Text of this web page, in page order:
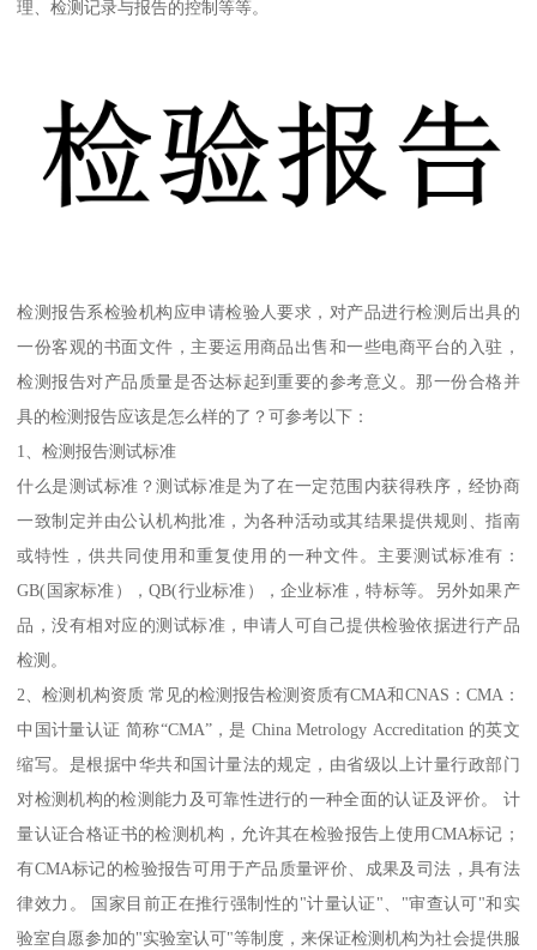
理、检测记录与报告的控制等等。
检测报告系检验机构应申请检验人要求，对产品进行检测后出具的
一份客观的书面文件，主要运用商品出售和一些电商平台的入驻，
检测报告对产品质量是否达标起到重要的参考意义。那一份合格并
具的检测报告应该是怎么样的了？可参考以下：
1、检测报告测试标准
什么是测试标准？测试标准是为了在一定范围内获得秩序，经协商
一致制定并由公认机构批准，为各种活动或其结果提供规则、指南
或特性，供共同使用和重复使用的一种文件。主要测试标准有：
GB(国家标准），QB(行业标准），企业标准，特标等。另外如果产
品，没有相对应的测试标准，申请人可自己提供检验依据进行产品
检测。
2、检测机构资质 常见的检测报告检测资质有CMA和CNAS：CMA：
中国计量认证 简称“CMA”，是 China Metrology Accreditation 的英文
缩写。是根据中华共和国计量法的规定，由省级以上计量行政部门
对检测机构的检测能力及可靠性进行的一种全面的认证及评价。 计
量认证合格证书的检测机构，允许其在检验报告上使用CMA标记；
有CMA标记的检验报告可用于产品质量评价、成果及司法，具有法
律效力。 国家目前正在推行强制性的"计量认证"、"审查认可"和实
验室自愿参加的"实验室认可"等制度，来保证检测机构为社会提供服